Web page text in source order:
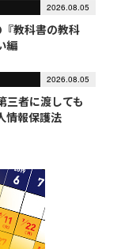
2026.08.05
『教科書の教科
編
2026.08.05
三者に渡しても
情報保護法